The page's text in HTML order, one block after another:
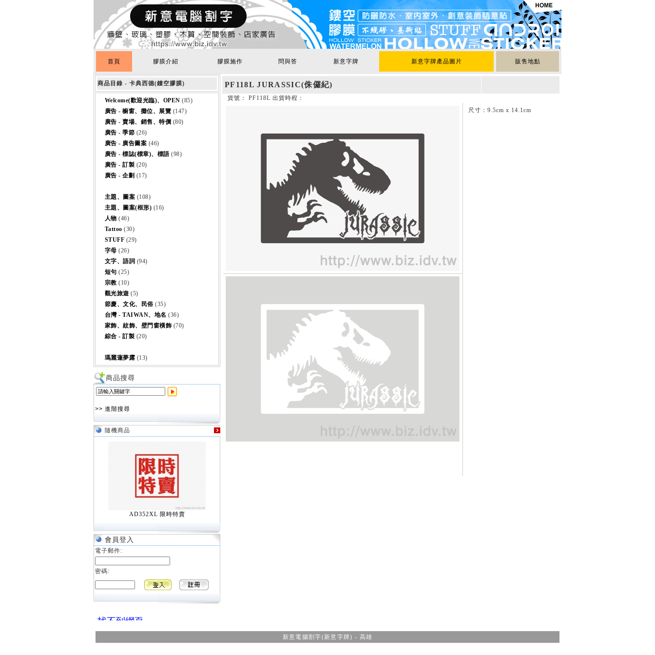
首頁 膠膜介紹 膠膜施作 問與答 新意字牌 新意字牌產品圖片 販售地點
商品目錄 - 卡典西德(鏤空膠膜)
Welcome(歡迎光臨)、OPEN (85)
廣告 - 櫥窗、攤位、展覽 (147)
廣告 - 賣場、銷售、特價 (80)
廣告 - 季節 (26)
廣告 - 廣告圖案 (46)
廣告 - 標誌(標章)、標語(98)
廣告 - 訂製 (20)
廣告 - 企劃 (17)
主題、圖案 (108)
主題、圖案(框形) (16)
人物 (46)
Tattoo (30)
STUFF (29)
字母 (26)
文字、語詞 (94)
短句 (25)
宗教 (10)
觀光旅遊 (5)
節慶、文化、民俗 (35)
台灣 - TAIWAN、地名 (36)
家飾、紋飾、壁門窗橫飾 (70)
綜合 - 訂製 (20)
瑪麗蓮夢露 (13)
商品搜尋
>> 進階搜尋
隨機商品
AD352XL 限時特賣
會員登入
電子郵件:
密碼:
PF118L JURASSIC(侏儸紀)
貨號： PF118L 出貨時程：
尺寸：9.5cm x 14.1cm
新意電腦割字(新意字牌) - 高雄